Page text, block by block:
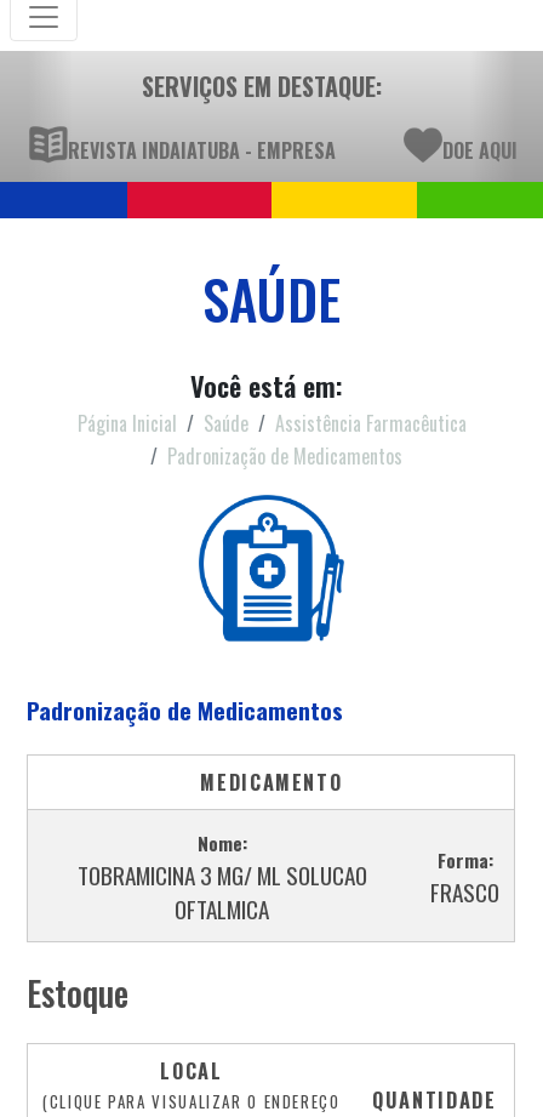
SERVIÇOS EM DESTAQUE:
REVISTA INDAIATUBA - EMPRESA DOE AQUI
SAÚDE
Você está em:
Página Inicial Saúde
Assistência Farmacêutica
Padronização de Medicamentos
Padronização de Medicamentos
MEDICAMENTO
Nome:
TOBRAMICINA 3 MG/ ML SOLUCAO
OFTALMICA
Forma:
FRASCO
Estoque
LOCAL
(CLIQUE PARA VISUALIZAR O ENDEREÇO
QUANTIDADE